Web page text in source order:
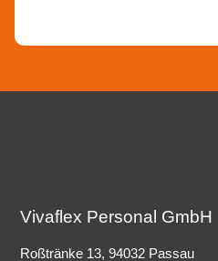
Vivaflex Personal GmbH
Roßtränke 13, 94032 Passau